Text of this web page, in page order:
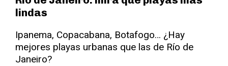
lindas
Ipanema, Copacabana, Botafogo… ¿Hay
mejores playas urbanas que las de Río de
Janeiro?